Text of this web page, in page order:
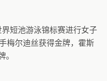
短池游泳锦标赛进行女子
梅尔迪丝获得金牌，霍斯